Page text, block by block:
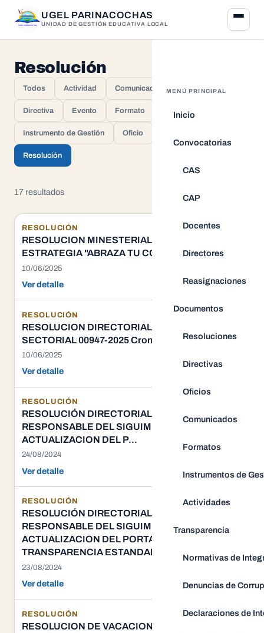
UGEL PARINACOCHAS
UNIDAD DE GESTIÓN EDUCATIVA LOCAL
MENÚ PRINCIPAL
Inicio
Convocatorias
CAS
CAP
Docentes
Directores
Reasignaciones
Documentos
Resoluciones
Directivas
Oficios
Comunicados
Formatos
Instrumentos de
Actividades
Transparencia
Normativas de
Denuncias de
Declaraciones de
Resolución
Todos Actividad Comunicado Convenio
Directiva Evento Formato
Instrumento de Gestión Oficio
Resolución
17 resultados
RESOLUCIÓN
RESOLUCION MINESTERIAL_085-2025-MINEDU
ESTRATEGIA "ABRAZA TU COLE"
10/06/2025
Ver detalle
RESOLUCIÓN
RESOLUCION DIRECTORIAL REGIONAL
SECTORIAL 00947-2025 Cronograma Regional
10/06/2025
Ver detalle
RESOLUCIÓN
RESOLUCIÓN DIRECTORIAL Nº 1070 DISIGNA
RESPONSABLE DEL SIGUIMIENTO Y
ACTUALIZACION DEL P...
24/08/2024
Ver detalle
RESOLUCIÓN
RESOLUCIÓN DIRECTORIAL Nº 1070 DISIGNA
RESPONSABLE DEL SIGUIMIENTO Y
ACTUALIZACION DEL PORTAL DEL
TRANSPARENCIA ESTANDAR
23/08/2024
Ver detalle
RESOLUCIÓN
RESOLUCION DE VACACIONES DE